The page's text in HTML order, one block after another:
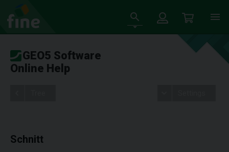
GEO5 Software
Online Help
Schnitt